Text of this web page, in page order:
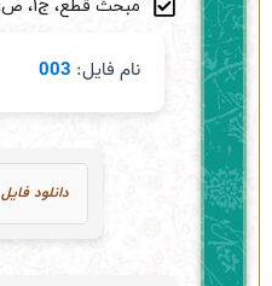
مبحث قطع، ج1، ص29
نام فایل: 003
دانلود فایل